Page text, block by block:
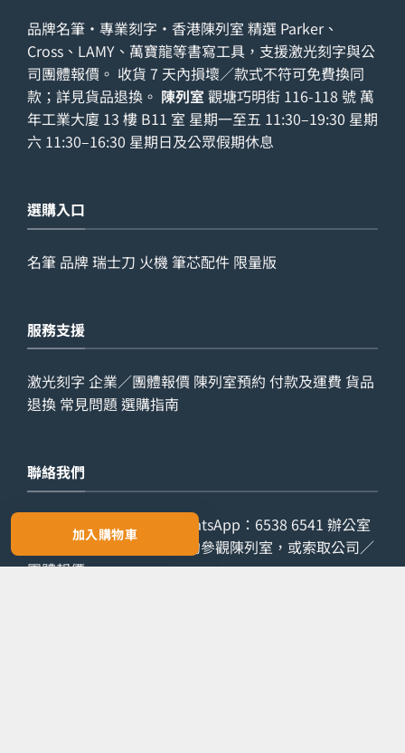
加入購物車
品牌名筆・專業刻字・香港陳列室 精選 Parker、
Cross、LAMY、萬寶龍等書寫工具，支援激光刻字與公
司團體報價。 收貨 7 天內損壞／款式不符可免費換同
款；詳見貨品退換 。 陳列室 觀塘巧明街 116-118 號 萬
年工業大廈 13 樓 B11 室 星期一至五 11:30–19:30 星期
六 11:30–16:30 星期日及公眾假期休息
選購入口
名筆 品牌瑞士刀 火機筆芯配件 限量版
服務支援
激光刻字 企業／團體報價 陳列室預約 付款及運費 貨品
退換 常見問題 選購指南
聯絡我們
查詢電話： 9029 7975 WhatsApp： 6538 6541 辦公室
2861 8762 歡迎預約參觀陳列室，或索取公司／
團體報價。